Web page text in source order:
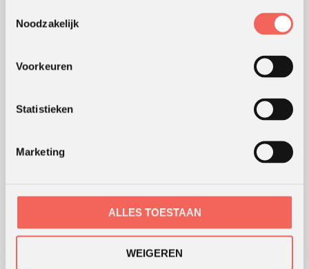
Noodzakelijk
Voorkeuren
Statistieken
Marketing
ALLES TOESTAAN
WEIGEREN
WERKWIJZE
Werking van werkvormen
Waar werken we
Webshop